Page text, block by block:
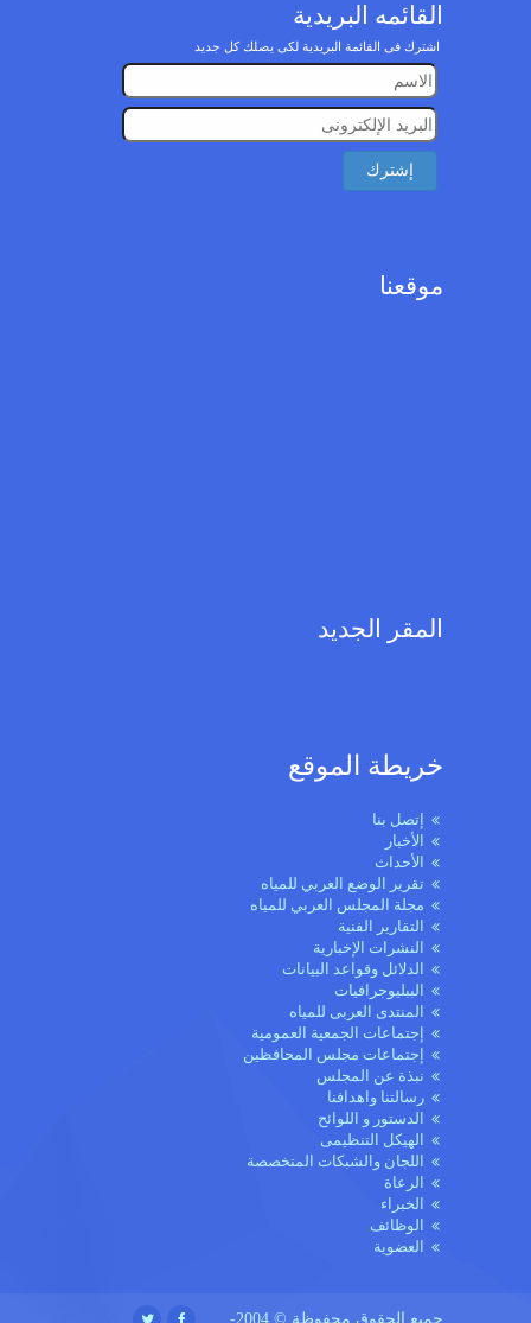
القائمه البريدية
اشترك فى القائمة البريدية لكى يصلك كل جديد
موقعنا
المقر الجديد
خريطة الموقع
إتصل بنا
الأخبار
الأحداث
تقرير الوضع العربي للمياه
مجلة المجلس العربي للمياه
التقارير الفنية
النشرات الإخبارية
الدلائل وقواعد البيانات
الببليوجرافيات
المنتدى العربى للمياه
إجتماعات الجمعية العمومية
إجتماعات مجلس المحافظين
نبذة عن المجلس
رسالتنا واهدافنا
الدستور و اللوائح
الهيكل التنظيمى
اللجان والشبكات المتخصصة
الرعاة
الخبراء
الوظائف
العضوية
جميع الحقوق محفوظة © 2004-